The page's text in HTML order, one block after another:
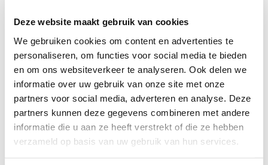
Deze website maakt gebruik van cookies
We gebruiken cookies om content en advertenties te
personaliseren, om functies voor social media te bieden
en om ons websiteverkeer te analyseren. Ook delen we
informatie over uw gebruik van onze site met onze
partners voor social media, adverteren en analyse. Deze
partners kunnen deze gegevens combineren met andere
informatie die u aan ze heeft verstrekt of die ze hebben
verzameld op basis van uw gebruik van hun services.